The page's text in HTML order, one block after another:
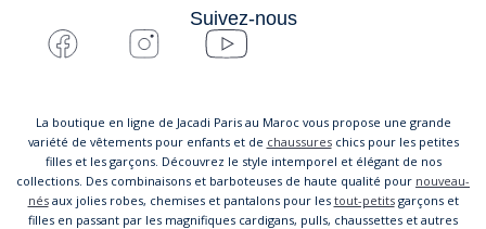
Suivez-nous
La boutique en ligne de Jacadi Paris au Maroc vous propose une grande
variété de vêtements pour enfants et de chaussureschics pour les petites
filles et les garçons. Découvrez le style intemporel et élégant de nos
collections. Des combinaisons et barboteuses de haute qualité pour nouveau-
nésaux jolies robes, chemises et pantalons pour les tout-petitsgarçons et
filles en passant par les magnifiques cardigans, pulls, chaussettes et autres